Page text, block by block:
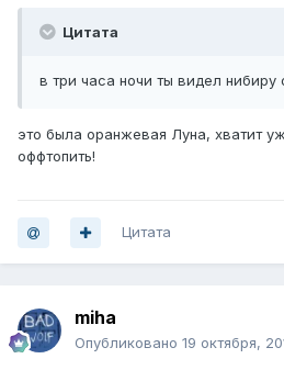
Цитата
в три часа ночи ты видел нибиру
это была оранжевая Луна, хватит
оффтопить!
Цитата
miha
Опубликовано 19 октября,